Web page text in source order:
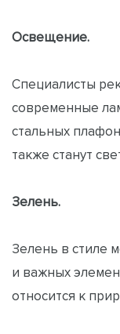
Освещение.
Специалисты
современные
стальных
также станут
Зелень.
Зелень в стиле
и важных
относится к